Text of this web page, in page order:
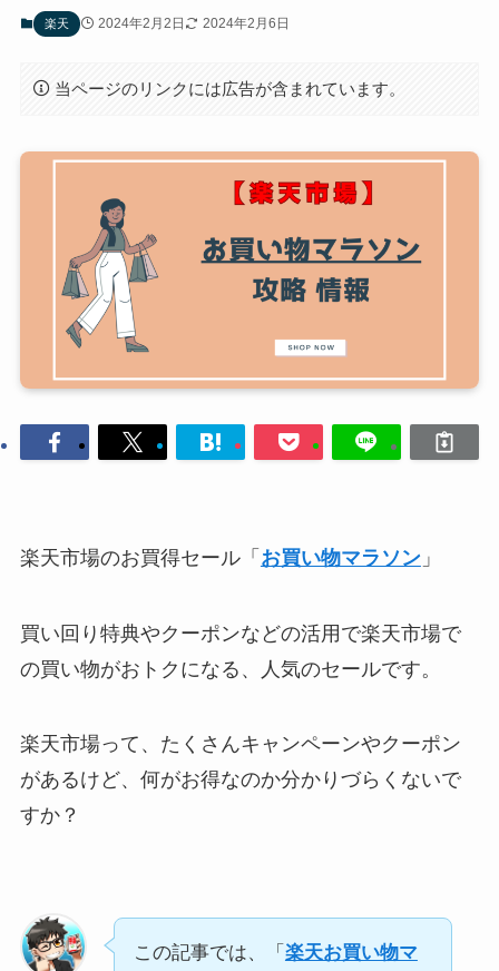
楽天 2024年2月2日 2024年2月6日
当ページのリンクには広告が含まれています。
楽天市場のお買得セール「 お買い物マラソン」
買い回り特典やクーポンなどの活用で楽天市場で
の買い物がおトクになる、人気のセールです。
楽天市場って、たくさんキャンペーンやクーポン
があるけど、何がお得なのか分かりづらくないで
すか？
この記事では、「 楽天お買い物マ